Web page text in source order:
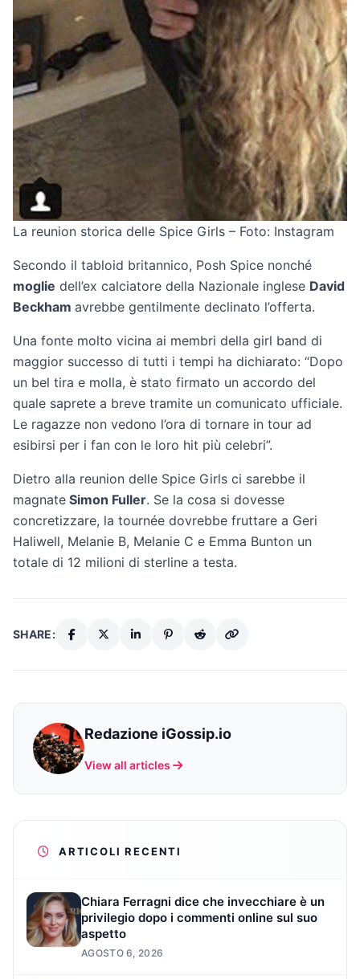
La reunion storica delle Spice Girls – Foto: Instagram
Secondo il tabloid britannico, Posh Spice nonché
moglie dell’ex calciatore della Nazionale inglese David
Beckham avrebbe gentilmente declinato l’offerta.
Una fonte molto vicina ai membri della girl band di
maggior successo di tutti i tempi ha dichiarato: “Dopo
un bel tira e molla, è stato firmato un accordo del
quale saprete a breve tramite un comunicato ufficiale.
Le ragazze non vedono l’ora di tornare in tour ad
esibirsi per i fan con le loro hit più celebri”.
Dietro alla reunion delle Spice Girls ci sarebbe il
magnate Simon Fuller. Se la cosa si dovesse
concretizzare, la tournée dovrebbe fruttare a Geri
Haliwell, Melanie B, Melanie C e Emma Bunton un
totale di 12 milioni di sterline a testa.
SHARE:
Redazione iGossip.io
View all articles
ARTICOLI RECENTI
Chiara Ferragni dice che invecchiare è un
privilegio dopo i commenti online sul suo
aspetto
AGOSTO 6, 2026